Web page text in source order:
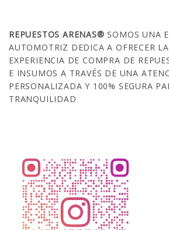
REPUESTOS ARENAS®SOMOS UNA
AUTOMOTRIZ DEDICA A OFRECER
EXPERIENCIA DE COMPRA DE
E INSUMOS A TRAVÉS DE UNA
PERSONALIZADA Y 100% SEGURA
TRANQUILIDAD